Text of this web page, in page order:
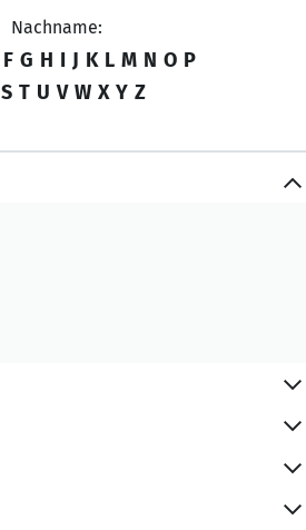
Nachname:
F G H I J K L M N O P
S T U V W X Y Z